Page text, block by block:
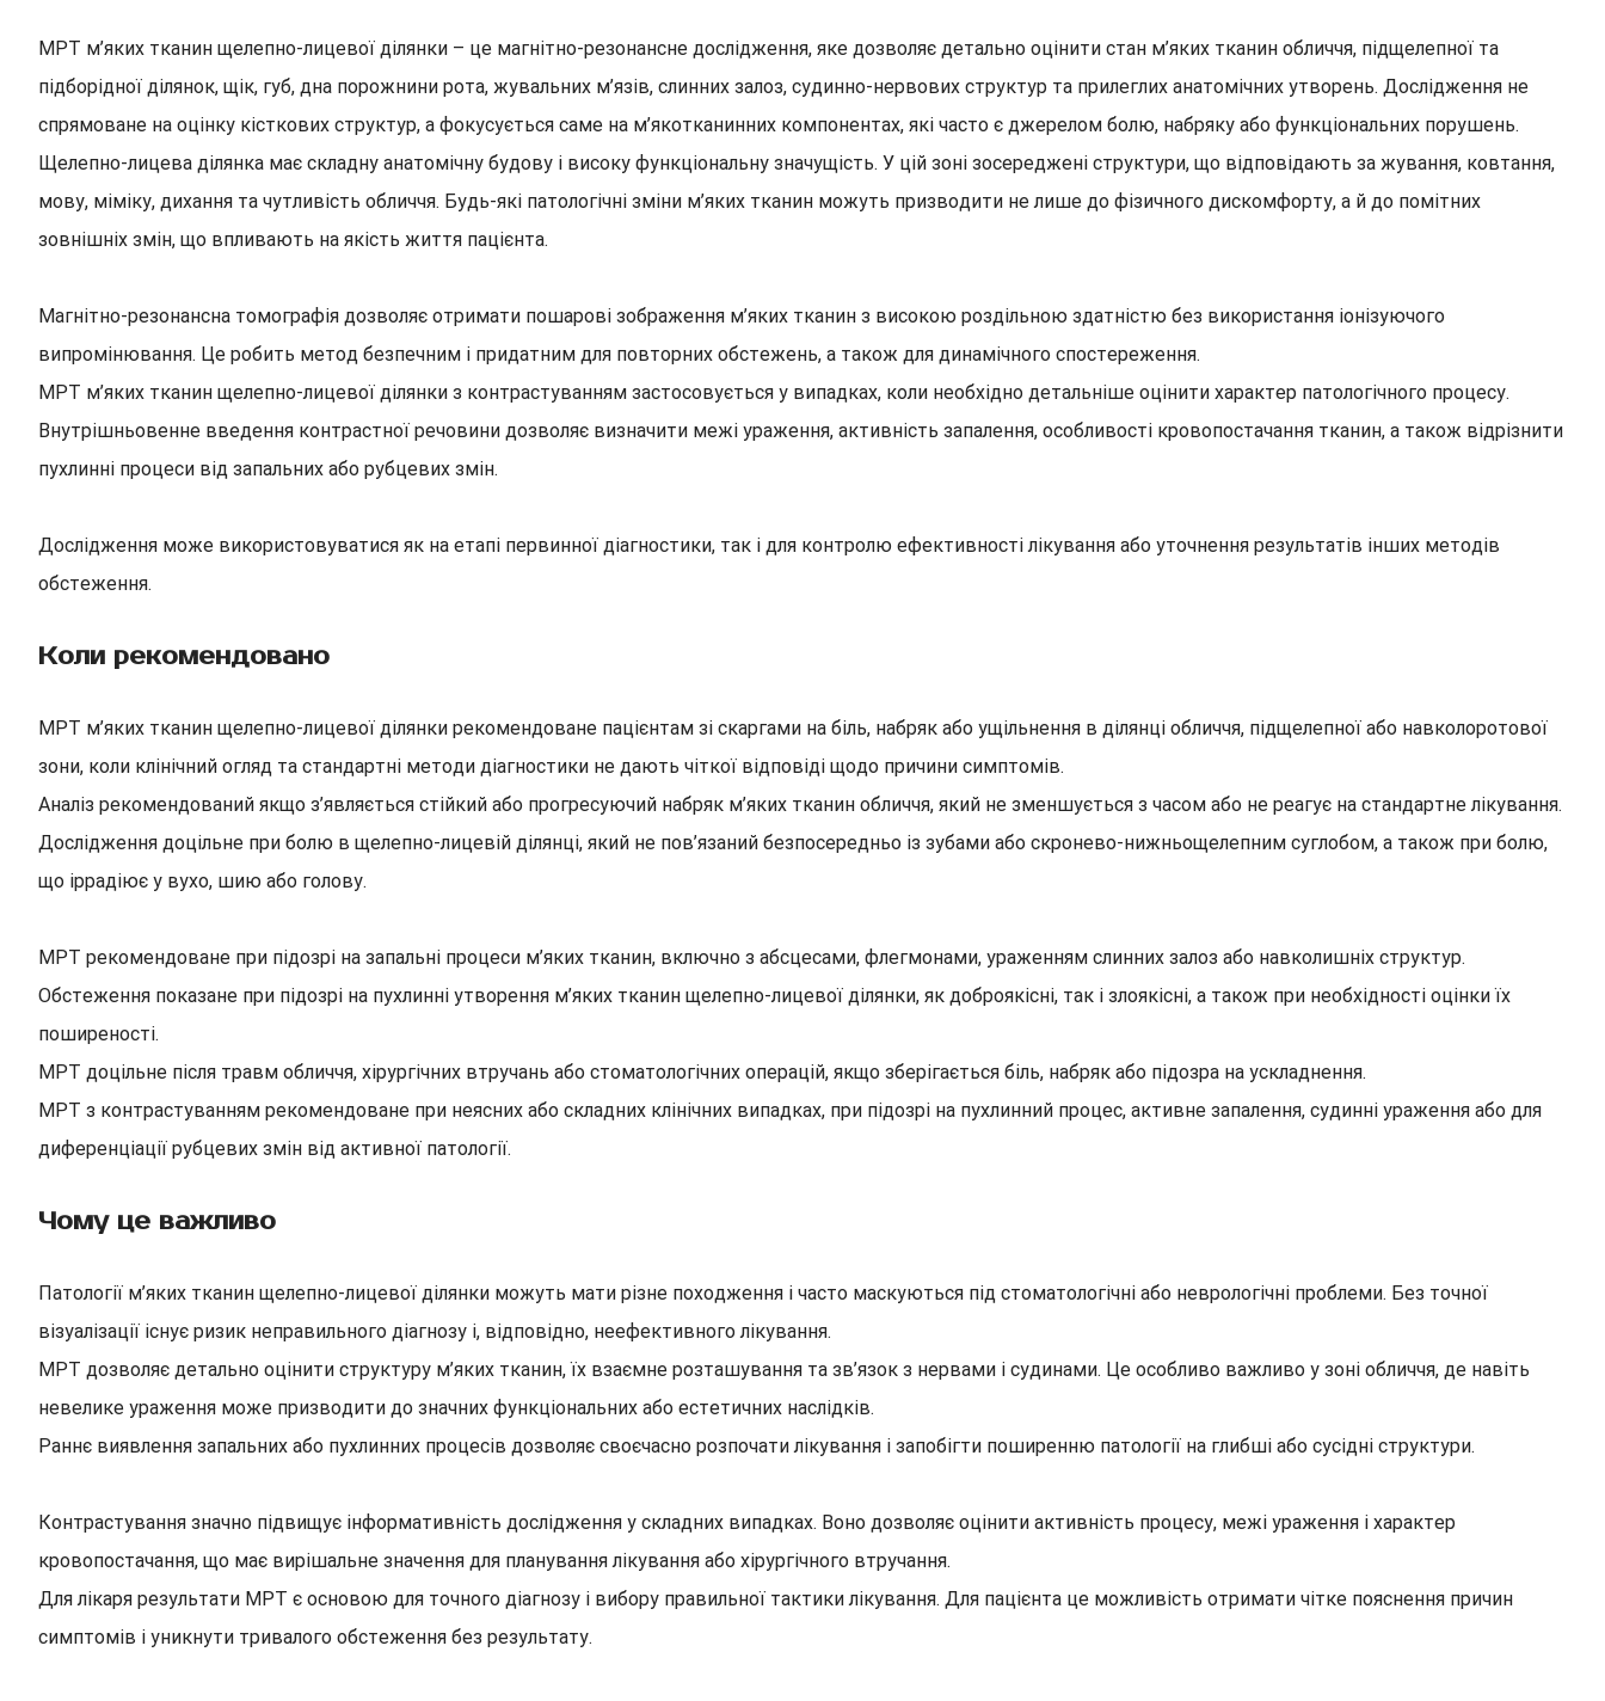
МРТ м’яких тканин щелепно-лицевої ділянки – це магнітно-резонансне дослідження, яке дозволяє детально оцінити стан м’яких тканин обличчя, підщелепної та
підборідної ділянок, щік, губ, дна порожнини рота, жувальних м’язів, слинних залоз, судинно-нервових структур та прилеглих анатомічних утворень. Дослідження не
спрямоване на оцінку кісткових структур, а фокусується саме на м’якотканинних компонентах, які часто є джерелом болю, набряку або функціональних порушень.
Щелепно-лицева ділянка має складну анатомічну будову і високу функціональну значущість. У цій зоні зосереджені структури, що відповідають за жування, ковтання,
мову, міміку, дихання та чутливість обличчя. Будь-які патологічні зміни м’яких тканин можуть призводити не лише до фізичного дискомфорту, а й до помітних
зовнішніх змін, що впливають на якість життя пацієнта.
Магнітно-резонансна томографія дозволяє отримати пошарові зображення м’яких тканин з високою роздільною здатністю без використання іонізуючого
випромінювання. Це робить метод безпечним і придатним для повторних обстежень, а також для динамічного спостереження.
МРТ м’яких тканин щелепно-лицевої ділянки з контрастуванням застосовується у випадках, коли необхідно детальніше оцінити характер патологічного процесу.
Внутрішньовенне введення контрастної речовини дозволяє визначити межі ураження, активність запалення, особливості кровопостачання тканин, а також відрізнити
пухлинні процеси від запальних або рубцевих змін.
Дослідження може використовуватися як на етапі первинної діагностики, так і для контролю ефективності лікування або уточнення результатів інших методів
обстеження.
Коли рекомендовано
МРТ м’яких тканин щелепно-лицевої ділянки рекомендоване пацієнтам зі скаргами на біль, набряк або ущільнення в ділянці обличчя, підщелепної або навколоротової
зони, коли клінічний огляд та стандартні методи діагностики не дають чіткої відповіді щодо причини симптомів.
Аналіз рекомендований якщо з’являється стійкий або прогресуючий набряк м’яких тканин обличчя, який не зменшується з часом або не реагує на стандартне лікування.
Дослідження доцільне при болю в щелепно-лицевій ділянці, який не пов’язаний безпосередньо із зубами або скронево-нижньощелепним суглобом, а також при болю,
що іррадіює у вухо, шию або голову.
МРТ рекомендоване при підозрі на запальні процеси м’яких тканин, включно з абсцесами, флегмонами, ураженням слинних залоз або навколишніх структур.
Обстеження показане при підозрі на пухлинні утворення м’яких тканин щелепно-лицевої ділянки, як доброякісні, так і злоякісні, а також при необхідності оцінки їх
поширеності.
МРТ доцільне після травм обличчя, хірургічних втручань або стоматологічних операцій, якщо зберігається біль, набряк або підозра на ускладнення.
МРТ з контрастуванням рекомендоване при неясних або складних клінічних випадках, при підозрі на пухлинний процес, активне запалення, судинні ураження або для
диференціації рубцевих змін від активної патології.
Чому це важливо
Патології м’яких тканин щелепно-лицевої ділянки можуть мати різне походження і часто маскуються під стоматологічні або неврологічні проблеми. Без точної
візуалізації існує ризик неправильного діагнозу і, відповідно, неефективного лікування.
МРТ дозволяє детально оцінити структуру м’яких тканин, їх взаємне розташування та зв’язок з нервами і судинами. Це особливо важливо у зоні обличчя, де навіть
невелике ураження може призводити до значних функціональних або естетичних наслідків.
Раннє виявлення запальних або пухлинних процесів дозволяє своєчасно розпочати лікування і запобігти поширенню патології на глибші або сусідні структури.
Контрастування значно підвищує інформативність дослідження у складних випадках. Воно дозволяє оцінити активність процесу, межі ураження і характер
кровопостачання, що має вирішальне значення для планування лікування або хірургічного втручання.
Для лікаря результати МРТ є основою для точного діагнозу і вибору правильної тактики лікування. Для пацієнта це можливість отримати чітке пояснення причин
симптомів і уникнути тривалого обстеження без результату.